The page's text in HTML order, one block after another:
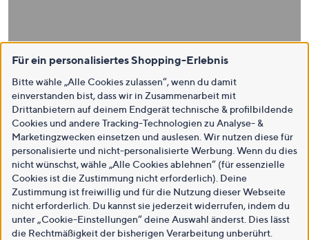
Für ein personalisiertes Shopping-Erlebnis
Bitte wähle „Alle Cookies zulassen“, wenn du damit
einverstanden bist, dass wir in Zusammenarbeit mit
Drittanbietern auf deinem Endgerät technische & profilbildende
Cookies und andere Tracking-Technologien zu Analyse- &
Marketingzwecken einsetzen und auslesen. Wir nutzen diese für
personalisierte und nicht-personalisierte Werbung. Wenn du dies
nicht wünschst, wähle „Alle Cookies ablehnen“ (für essenzielle
Cookies ist die Zustimmung nicht erforderlich). Deine
Zustimmung ist freiwillig und für die Nutzung dieser Webseite
nicht erforderlich. Du kannst sie jederzeit widerrufen, indem du
unter „Cookie-Einstellungen“ deine Auswahl änderst. Dies lässt
die Rechtmäßigkeit der bisherigen Verarbeitung unberührt.